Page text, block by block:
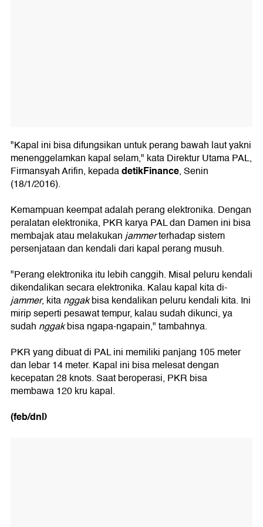
"Kapal ini bisa difungsikan untuk perang bawah laut yakni
menenggelamkan kapal selam," kata Direktur Utama PAL,
Firmansyah Arifin, kepadadetikFinance, Senin
(18/1/2016).
Kemampuan keempat adalah perang elektronika. Dengan
peralatan elektronika, PKR karya PAL dan Damen ini bisa
membajak atau melakukanjammerterhadap sistem
persenjataan dan kendali dari kapal perang musuh.
"Perang elektronika itu lebih canggih. Misal peluru kendali
dikendalikan secara elektronika. Kalau kapal kita di-
jammer, kitanggakbisa kendalikan peluru kendali kita. Ini
mirip seperti pesawat tempur, kalau sudah dikunci, ya
sudah nggakbisa ngapa-ngapain," tambahnya.
PKR yang dibuat di PAL ini memiliki panjang 105 meter
dan lebar 14 meter. Kapal ini bisa melesat dengan
kecepatan 28 knots. Saat beroperasi, PKR bisa
membawa 120 kru kapal.
(feb/dnl)